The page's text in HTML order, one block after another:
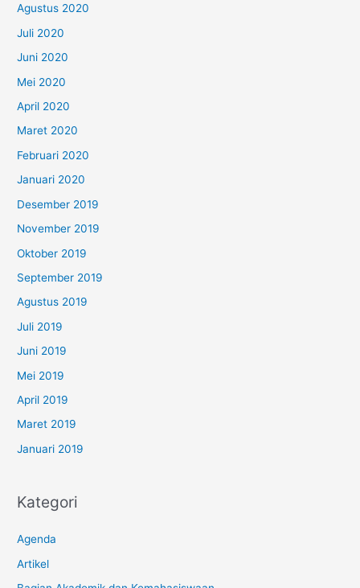
Agustus 2020
Juli 2020
Juni 2020
Mei 2020
April 2020
Maret 2020
Februari 2020
Januari 2020
Desember 2019
November 2019
Oktober 2019
September 2019
Agustus 2019
Juli 2019
Juni 2019
Mei 2019
April 2019
Maret 2019
Januari 2019
Kategori
Agenda
Artikel